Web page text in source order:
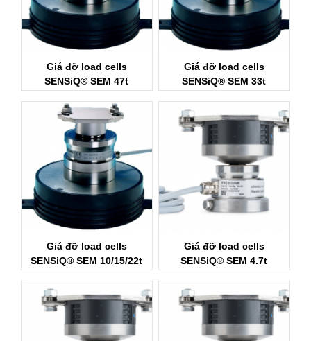
Giá đỡ load cells
SENSiQ® SEM 47t
Giá đỡ load cells
SENSiQ® SEM 33t
Giá đỡ load cells
SENSiQ® SEM 10/15/22t
Giá đỡ load cells
SENSiQ® SEM 4.7t